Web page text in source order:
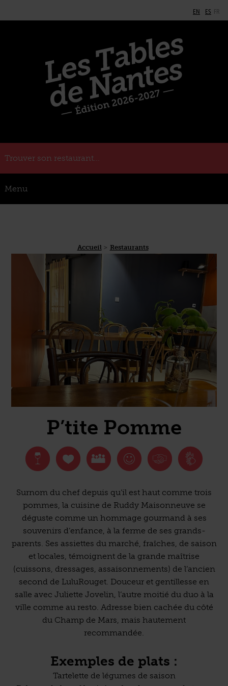
EN ES FR
Trouver son restaurant...
Menu
Accueil Restaurants
P’tite Pomme
Surnom du chef depuis qu’il est haut comme trois
pommes, la cuisine de Ruddy Maisonneuve se
déguste comme un hommage gourmand à ses
souvenirs d’enfance, à la ferme de ses grands-
parents. Ses assiettes du marché, fraîches, de saison
et locales, témoignent de la grande maîtrise
(cuissons, dressages, assaisonnements) de l’ancien
second de LuluRouget. Douceur et gentillesse en
salle avec Juliette Jovelin, l’autre moitié du duo à la
ville comme au resto. Adresse bien cachée du côté
du Champ de Mars, mais hautement
recommandée.
Exemples de plats :
Tartelette de légumes de saison